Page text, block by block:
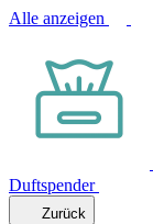
Alle anzeigen
Duftspender
Zurück